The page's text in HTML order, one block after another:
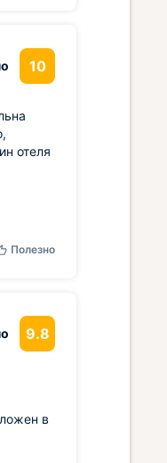
10
отеля
Полезно
9.8
в